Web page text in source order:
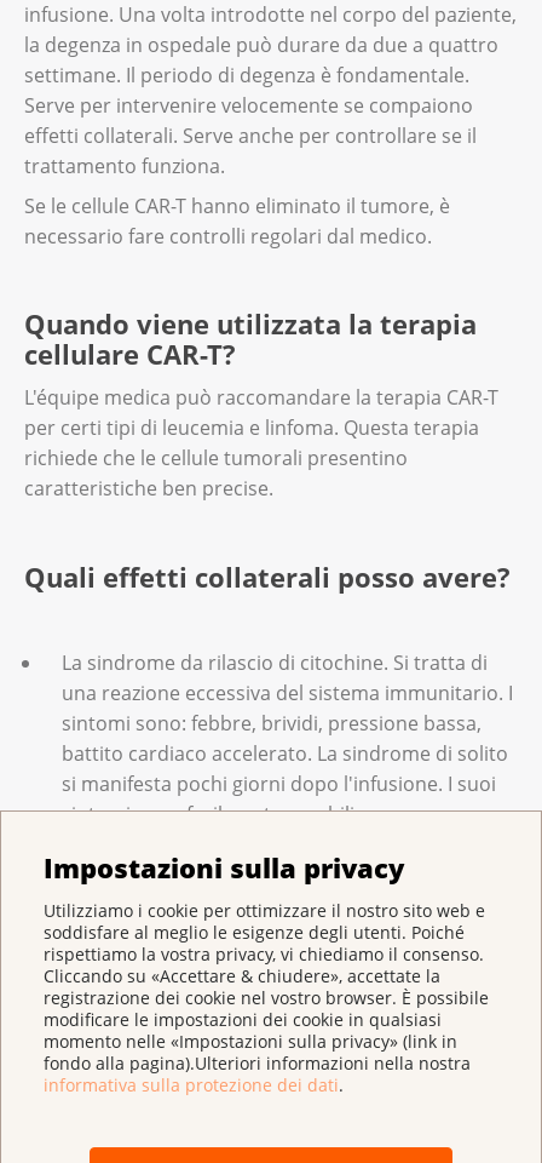
Impostazioni sulla privacy
Utilizziamo i cookie per ottimizzare il nostro sito web e
soddisfare al meglio le esigenze degli utenti. Poiché
rispettiamo la vostra privacy, vi chiediamo il consenso.
Cliccando su «Accettare & chiudere», accettate la
registrazione dei cookie nel vostro browser. È possibile
modificare le impostazioni dei cookie in qualsiasi
momento nelle «Impostazioni sulla privacy» (link in
fondo alla pagina).Ulteriori informazioni nella nostra
informativa sulla protezione dei dati.
infusione. Una volta introdotte nel corpo del paziente,
la degenza in ospedale può durare da due a quattro
settimane. Il periodo di degenza è fondamentale.
Serve per intervenire velocemente se compaiono
effetti collaterali. Serve anche per controllare se il
trattamento funziona.
Se le cellule CAR-T hanno eliminato il tumore, è
necessario fare controlli regolari dal medico.
Quando viene utilizzata la terapia
cellulare CAR-T?
L'équipe medica può raccomandare la terapia CAR-T
per certi tipi di leucemia e linfoma. Questa terapia
richiede che le cellule tumorali presentino
caratteristiche ben precise.
Quali effetti collaterali posso avere?
La sindrome da rilascio di citochine. Si tratta di
una reazione eccessiva del sistema immunitario. I
sintomi sono: febbre, brividi, pressione bassa,
battito cardiaco accelerato. La sindrome di solito
si manifesta pochi giorni dopo l'infusione. I suoi
sintomi sono facilmente curabili.
Alcune persone presentano disturbi del sistema
nervoso. Si tratta di sintomi quali mal di testa,
vertigini o confusione. Di solito si manifestano
pochi giorni dopo l'infusione. I sintomi sono
facilmente curabili.
‌Altre persone, invece, hanno livelli bassi di cellule
nel sangue: globuli rossi, globuli bianchi o
piastrine. Di conseguenza, a volte si verificano
hanno pochi globuli bianchi.